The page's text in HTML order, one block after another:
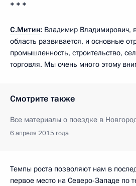
* * *
С.Митин: Владимир Владимирович,
область развивается, и основные
промышленность, строительство,
торговля. Мы очень много этому
Смотрите также
Все материалы о поездке в
6 апреля 2015 года
Темпы роста позволяют нам в
первое место на Северо-Западе по